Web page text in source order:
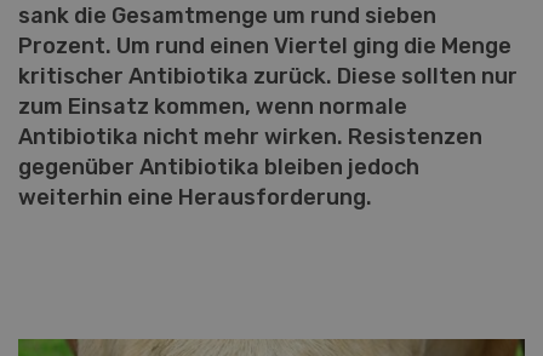
sank die Gesamtmenge um rund sieben
Prozent. Um rund einen Viertel ging die Menge
kritischer Antibiotika zurück. Diese sollten nur
zum Einsatz kommen, wenn normale
Antibiotika nicht mehr wirken. Resistenzen
gegenüber Antibiotika bleiben jedoch
weiterhin eine Herausforderung.